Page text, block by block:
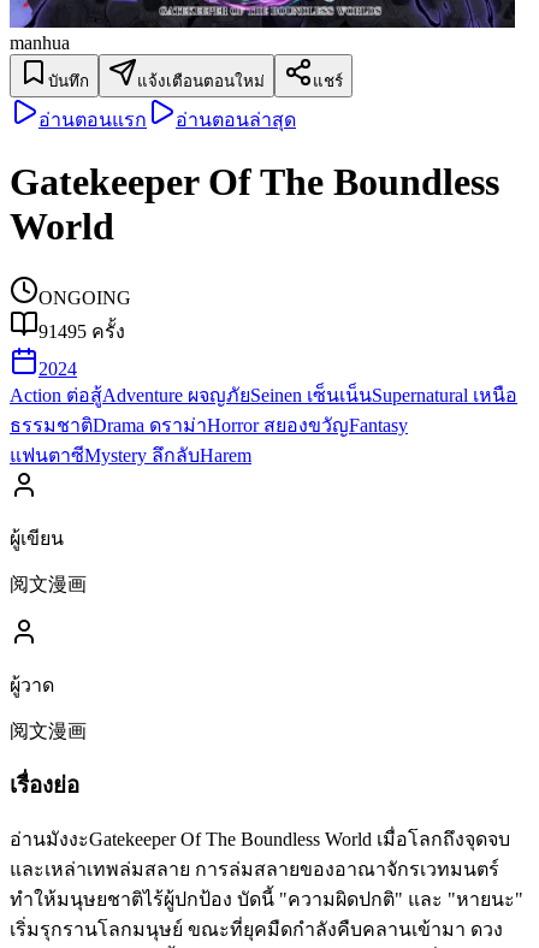
manhua
บันทึก แจ้งเตือนตอนใหม่ แชร์
อ่านตอนแรก อ่านตอนล่าสุด
Gatekeeper Of The Boundless
World
ONGOING
91495 ครั้ง
2024
Action ต่อสู้Adventure ผจญภัยSeinen เซ็นเน็นSupernatural เหนือ
ธรรมชาติDrama ดราม่าHorror สยองขวัญFantasy
แฟนตาซีMystery ลึกลับHarem
ผู้เขียน
阅文漫画
ผู้วาด
阅文漫画
เรื่องย่อ
อ่านมังงะGatekeeper Of The Boundless World เมื่อโลกถึงจุดจบ
และเหล่าเทพล่มสลาย การล่มสลายของอาณาจักรเวทมนตร์
ทำให้มนุษยชาติไร้ผู้ปกป้อง บัดนี้ "ความผิดปกติ" และ "หายนะ"
เริ่มรุกรานโลกมนุษย์ ขณะที่ยุคมืดกำลังคืบคลานเข้ามา ดวง